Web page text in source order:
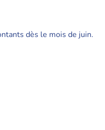
dès le mois de juin.